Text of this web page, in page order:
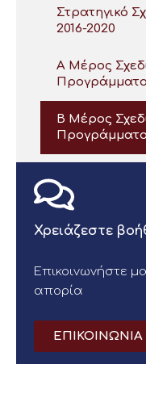
Στρατηγικό
2016-2020
A Μέρος
Β Μέρος
Χρειάζεστε
Επικοινωνήστε
απορία
ΕΠΙΚΟΙΝΩΝΙΑ